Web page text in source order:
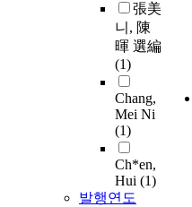
張美
니, 陳
暉 選編
(1)
Chang,
Mei Ni
(1)
Ch*en,
Hui (1)
발행연도